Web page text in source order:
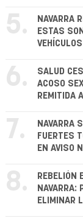
5.
NAVARRA
ESTAS
VEHÍCULOS
6.
SALUD
ACOSO
REMITIDA
7.
NAVARRA
FUERTES
EN AVISO
8.
REBELIÓN
NAVARRA:
ELIMINAR